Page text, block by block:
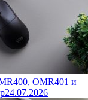
OMR401 и
24.07.2026